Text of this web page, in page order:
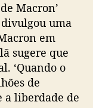
Macron’
uma
em
sugere que
‘Quando o
de
a liberdade de